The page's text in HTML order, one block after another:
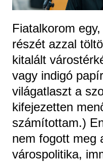
Fiatalkorom
részét azzal
kitalált
vagy indigó
világatlaszt a
kifejezetten
számítottam.)
nem fogott meg
várospolitika,